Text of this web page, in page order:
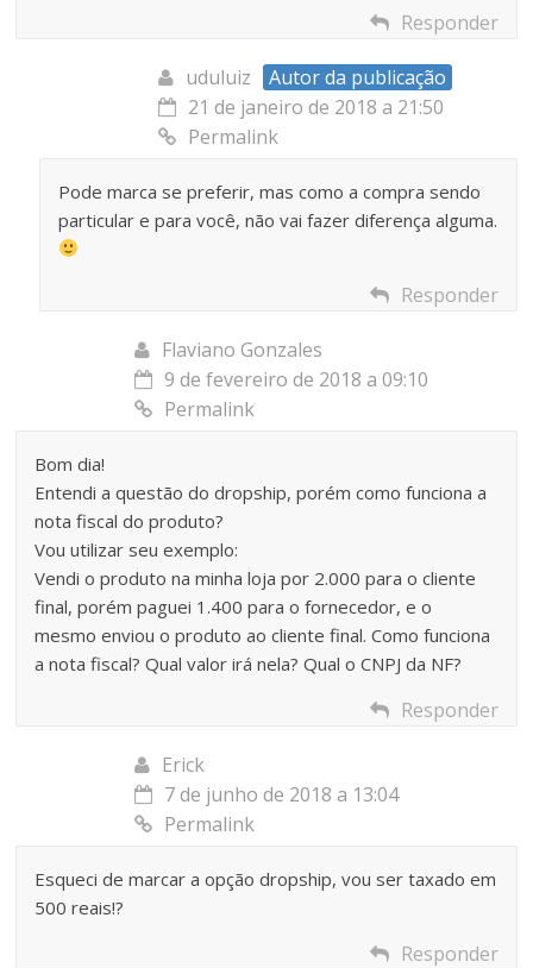
Responder
uduluiz
Autor da publicação
21 de janeiro de 2018 a 21:50
Permalink
Pode marca se preferir, mas como a compra sendo
particular e para você, não vai fazer diferença alguma.
Responder
Flaviano Gonzales
9 de fevereiro de 2018 a 09:10
Permalink
Bom dia!
Entendi a questão do dropship, porém como funciona a
nota fiscal do produto?
Vou utilizar seu exemplo:
Vendi o produto na minha loja por 2.000 para o cliente
final, porém paguei 1.400 para o fornecedor, e o
mesmo enviou o produto ao cliente final. Como funciona
a nota fiscal? Qual valor irá nela? Qual o CNPJ da NF?
Responder
Erick
7 de junho de 2018 a 13:04
Permalink
Esqueci de marcar a opção dropship, vou ser taxado em
500 reais!?
Responder